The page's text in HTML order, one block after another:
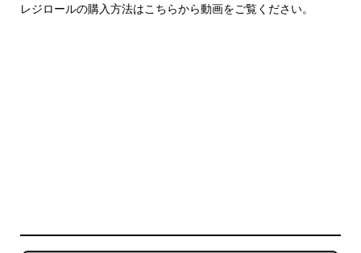
レジロールの購入方法はこちらから動画をご覧ください。